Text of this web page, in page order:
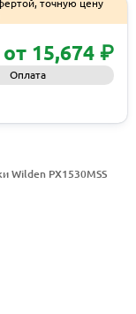
точную цену
от 15,674 ₽
Оплата
Wilden PX1530MSS